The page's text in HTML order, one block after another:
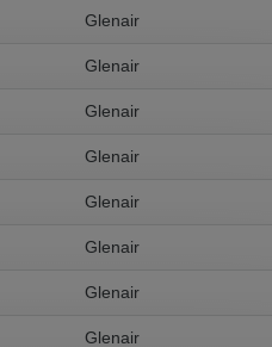
Glenair
Glenair
Glenair
Glenair
Glenair
Glenair
Glenair
Glenair